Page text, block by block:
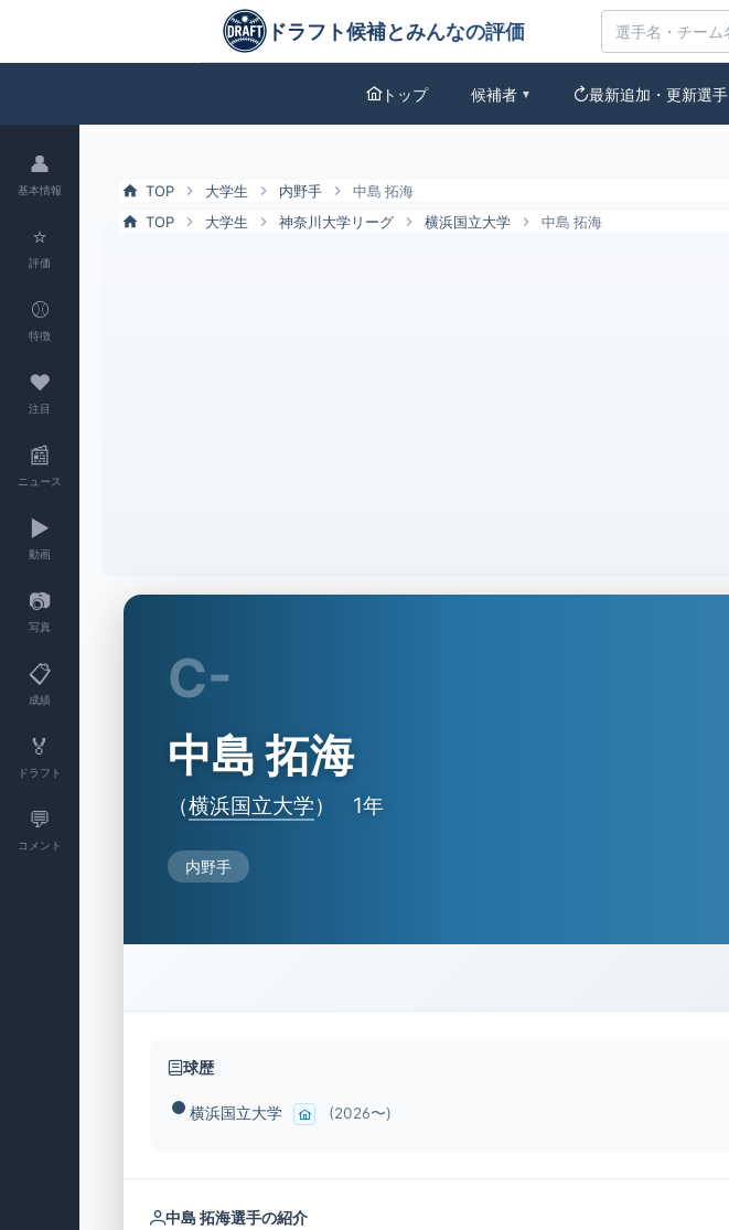
中島 拓海（横浜国立大）の特徴とドラフト評価 | ドラフト候補とみんなの評価
ドラフト候補とみんなの評価
トップ 候補者 ▼ 最新追加・更新選手
👤
基本情報
⭐
評価
⚾
特徴
❤
注目
📰
ニュース
▶️
動画
📷
写真
📋
成績
🏅
ドラフト
💬
コメント
TOP 大学生 内野手
中島 拓海
TOP
大学生 神奈川大学リーグ 横浜国立大学 中島 拓海
C-
中島 拓海
（横浜国立大学） 1年
内野手
球歴
横浜国立大学 (2026〜)
中島 拓海選手の紹介